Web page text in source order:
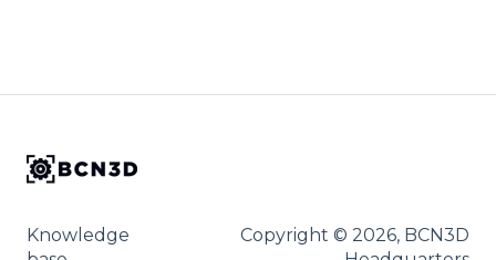
Knowledge
Copyright © 2026, BCN3D